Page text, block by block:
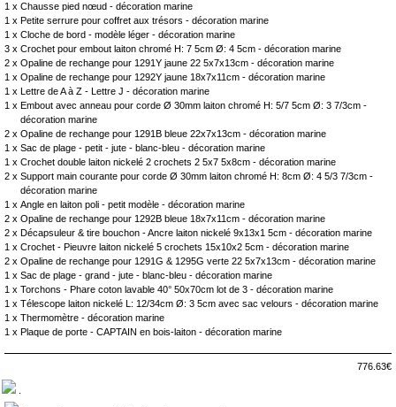
1 x Chausse pied nœud - décoration marine
1 x Petite serrure pour coffret aux trésors - décoration marine
1 x Cloche de bord - modèle léger - décoration marine
3 x Crochet pour embout laiton chromé H: 7 5cm Ø: 4 5cm - décoration marine
2 x Opaline de rechange pour 1291Y jaune 22 5x7x13cm - décoration marine
1 x Opaline de rechange pour 1292Y jaune 18x7x11cm - décoration marine
1 x
Lettre de A à Z - Lettre J - décoration marine
1 x Embout avec anneau pour corde Ø 30mm laiton chromé H: 5/7 5cm Ø: 3 7/3cm -
décoration marine
2 x Opaline de rechange pour 1291B bleue 22x7x13cm - décoration marine
1 x Sac de plage - petit - jute - blanc-bleu - décoration marine
1 x Crochet double laiton nickelé 2 crochets 2 5x7 5x8cm - décoration marine
2 x Support main courante pour corde Ø 30mm laiton chromé H: 8cm Ø: 4 5/3 7/3cm -
décoration marine
1 x Angle en laiton poli - petit modèle - décoration marine
2 x Opaline de rechange pour 1292B bleue 18x7x11cm - décoration marine
2 x Décapsuleur & tire bouchon - Ancre laiton nickelé 9x13x1 5cm - décoration marine
1 x Crochet - Pieuvre laiton nickelé 5 crochets 15x10x2 5cm - décoration marine
2 x Opaline de rechange pour 1291G & 1295G verte 22 5x7x13cm - décoration marine
1 x Sac de plage - grand - jute - blanc-bleu - décoration marine
1 x Torchons - Phare coton lavable 40° 50x70cm lot de 3 - décoration marine
1 x Télescope laiton nickelé L: 12/34cm Ø: 3 5cm avec sac velours - décoration marine
1 x Thermomètre - décoration marine
1 x Plaque de porte - CAPTAIN en bois-laiton - décoration marine
776.63€